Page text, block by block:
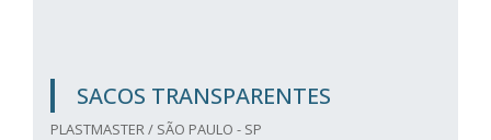
SACOS TRANSPARENTES
PLASTMASTER / SÃO PAULO - SP